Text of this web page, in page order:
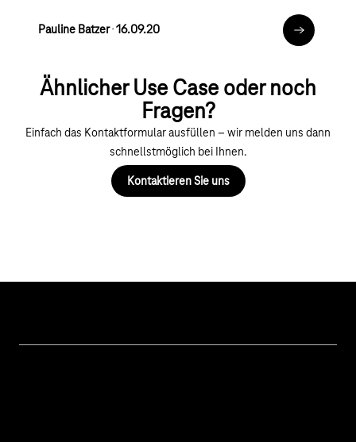
Pauline Batzer∙16.09.20
Zum Artikel
Ähnlicher Use Case oder noch
Fragen?
Einfach das Kontaktformular ausfüllen – wir melden uns dann
schnellstmöglich bei Ihnen.
Kontaktieren Sie uns